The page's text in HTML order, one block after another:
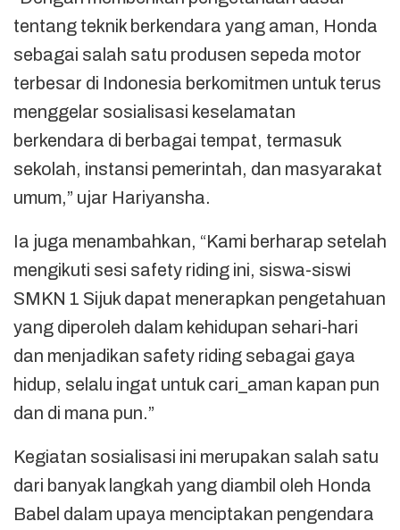
tentang teknik berkendara yang aman, Honda
sebagai salah satu produsen sepeda motor
terbesar di Indonesia berkomitmen untuk terus
menggelar sosialisasi keselamatan
berkendara di berbagai tempat, termasuk
sekolah, instansi pemerintah, dan masyarakat
umum,” ujar Hariyansha.
Ia juga menambahkan, “Kami berharap setelah
mengikuti sesi safety riding ini, siswa-siswi
SMKN 1 Sijuk dapat menerapkan pengetahuan
yang diperoleh dalam kehidupan sehari-hari
dan menjadikan safety riding sebagai gaya
hidup, selalu ingat untuk cari_aman kapan pun
dan di mana pun.”
Kegiatan sosialisasi ini merupakan salah satu
dari banyak langkah yang diambil oleh Honda
Babel dalam upaya menciptakan pengendara